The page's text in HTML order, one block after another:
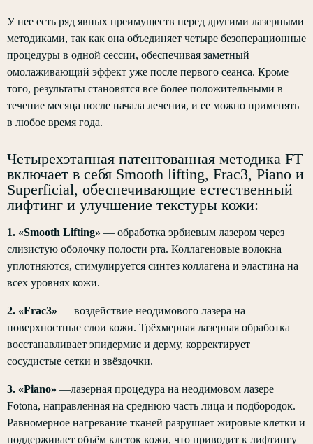
У нее есть ряд явных преимуществ перед другими лазерными
методиками, так как она объединяет четыре безоперационные
процедуры в одной сессии, обеспечивая заметный
омолаживающий эффект уже после первого сеанса. Кроме
того, результаты становятся все более положительными в
течение месяца после начала лечения, и ее можно применять
в любое время года.
Четырехэтапная патентованная методика FT
включает в себя Smooth lifting, Frac3, Piano и
Superficial, обеспечивающие естественный
лифтинг и улучшение текстуры кожи:
1. «Smooth Lifting» — обработка эрбиевым лазером через
слизистую оболочку полости рта. Коллагеновые волокна
уплотняются, стимулируется синтез коллагена и эластина на
всех уровнях кожи.
2. «Frac3» — воздействие неодимового лазера на
поверхностные слои кожи. Трёхмерная лазерная обработка
восстанавливает эпидермис и дерму, корректирует
сосудистые сетки и звёздочки.
3. «Piano» —лазерная процедура на неодимовом лазере
Fotona, направленная на среднюю часть лица и подбородок.
Равномерное нагревание тканей разрушает жировые клетки и
поддерживает объём клеток кожи, что приводит к лифтингу